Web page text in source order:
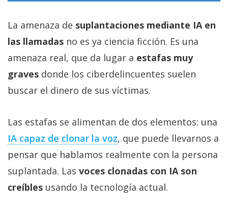
La amenaza de suplantaciones mediante IA en
las llamadas no es ya ciencia ficción. Es una
amenaza real, que da lugar a estafas muy
graves donde los ciberdelincuentes suelen
buscar el dinero de sus víctimas.
Las estafas se alimentan de dos elementos: una
IA capaz de clonar la voz‎, que puede llevarnos a
pensar que hablamos realmente con la persona
suplantada. Las voces clonadas con IA son
creíbles usando la tecnología actual.